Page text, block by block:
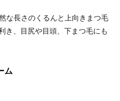
な長さのくるんと上向きまつ毛
き、目尻や目頭、下まつ毛にも
ム